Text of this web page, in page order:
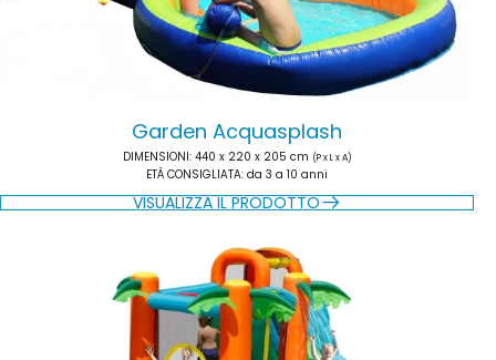
Garden Acquasplash
DIMENSIONI: 440 x 220 x 205 cm (P x L x A)
ETÀ CONSIGLIATA: da 3 a 10 anni
VISUALIZZA IL PRODOTTO